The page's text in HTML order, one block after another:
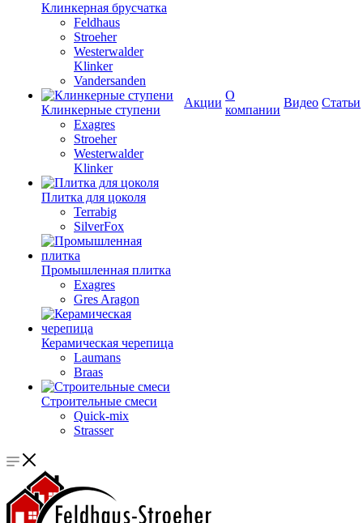
Клинкерная брусчатка
Feldhaus
Stroeher
Westerwalder
Klinker
Vandersanden
Клинкерные ступени
Exagres
Stroeher
Westerwalder
Klinker
Плитка для цоколя
Terrabig
SilverFox
Промышленная плитка
Exagres
Gres Aragon
Керамическая черепица
Laumans
Braas
Строительные смеси
Quick-mix
Strasser
Акции
О
компании
Видео Статьи